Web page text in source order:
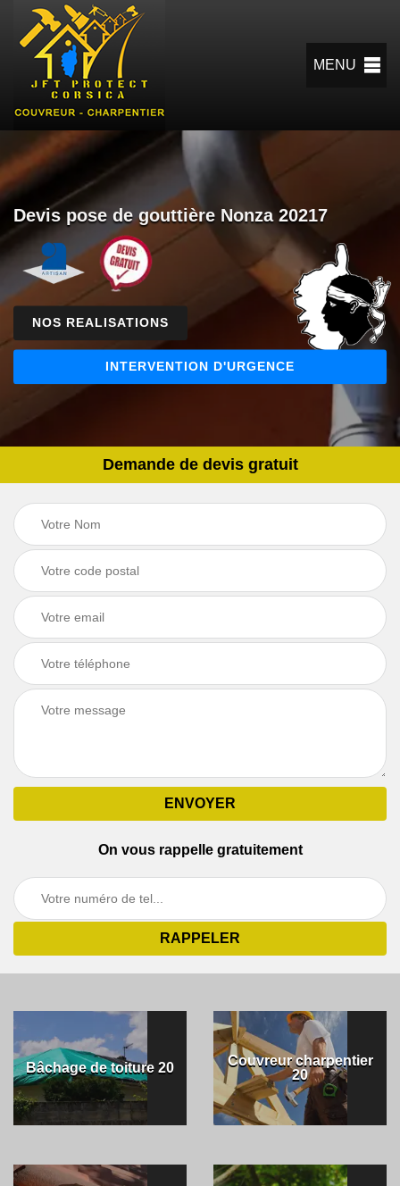
MENU
Devis pose de gouttière Nonza 20217
NOS REALISATIONS
INTERVENTION D'URGENCE
Demande de devis gratuit
On vous rappelle gratuitement
Bâchage de toiture 20
Couvreur charpentier
20